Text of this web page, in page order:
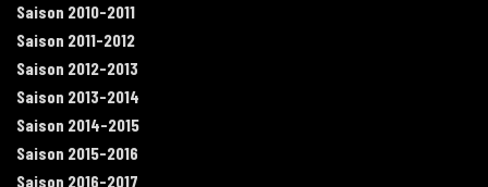
Saison 2010-2011
Saison 2011-2012
Saison 2012-2013
Saison 2013-2014
Saison 2014-2015
Saison 2015-2016
Saison 2016-2017